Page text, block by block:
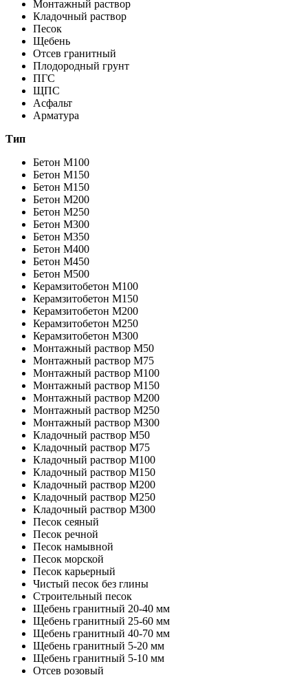
Монтажный раствор
Кладочный раствор
Песок
Щебень
Отсев гранитный
Плодородный грунт
ПГС
ЩПС
Асфальт
Арматура
Тип
Бетон M100
Бетон M150
Бетон M150
Бетон M200
Бетон M250
Бетон M300
Бетон M350
Бетон M400
Бетон M450
Бетон M500
Керамзитобетон М100
Керамзитобетон М150
Керамзитобетон М200
Керамзитобетон М250
Керамзитобетон М300
Монтажный раствор М50
Монтажный раствор М75
Монтажный раствор М100
Монтажный раствор М150
Монтажный раствор М200
Монтажный раствор М250
Монтажный раствор М300
Кладочный раствор М50
Кладочный раствор М75
Кладочный раствор М100
Кладочный раствор M150
Кладочный раствор M200
Кладочный раствор M250
Кладочный раствор M300
Песок сеяный
Песок речной
Песок намывной
Песок морской
Песок карьерный
Чистый песок без глины
Строительный песок
Щебень гранитный 20-40 мм
Щебень гранитный 25-60 мм
Щебень гранитный 40-70 мм
Щебень гранитный 5-20 мм
Щебень гранитный 5-10 мм
Отсев розовый